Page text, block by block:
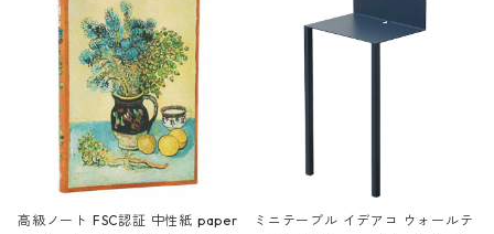
高級ノート FSC認証 中性紙 paper
ミニテーブル イデアコ ウォールテ